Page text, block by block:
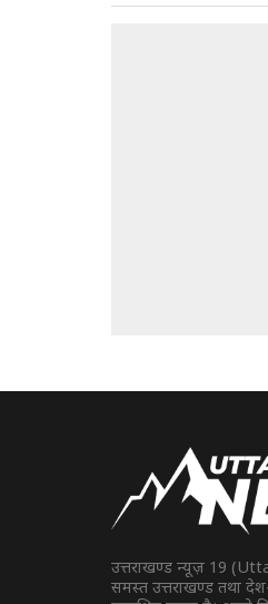
उत्तराखण्ड न्यूज़ 19
समस्त उत्तराखण्ड तथा